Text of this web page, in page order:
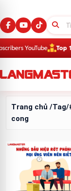
YouTube Top 10
Trang chủ /Tag/
cong